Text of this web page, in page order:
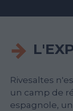
Rivesaltes
un camp de
espagnole,